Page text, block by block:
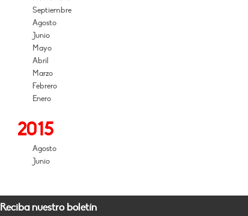
Septiembre
Agosto
Junio
Mayo
Abril
Marzo
Febrero
Enero
2015
Agosto
Junio
Reciba nuestro boletín